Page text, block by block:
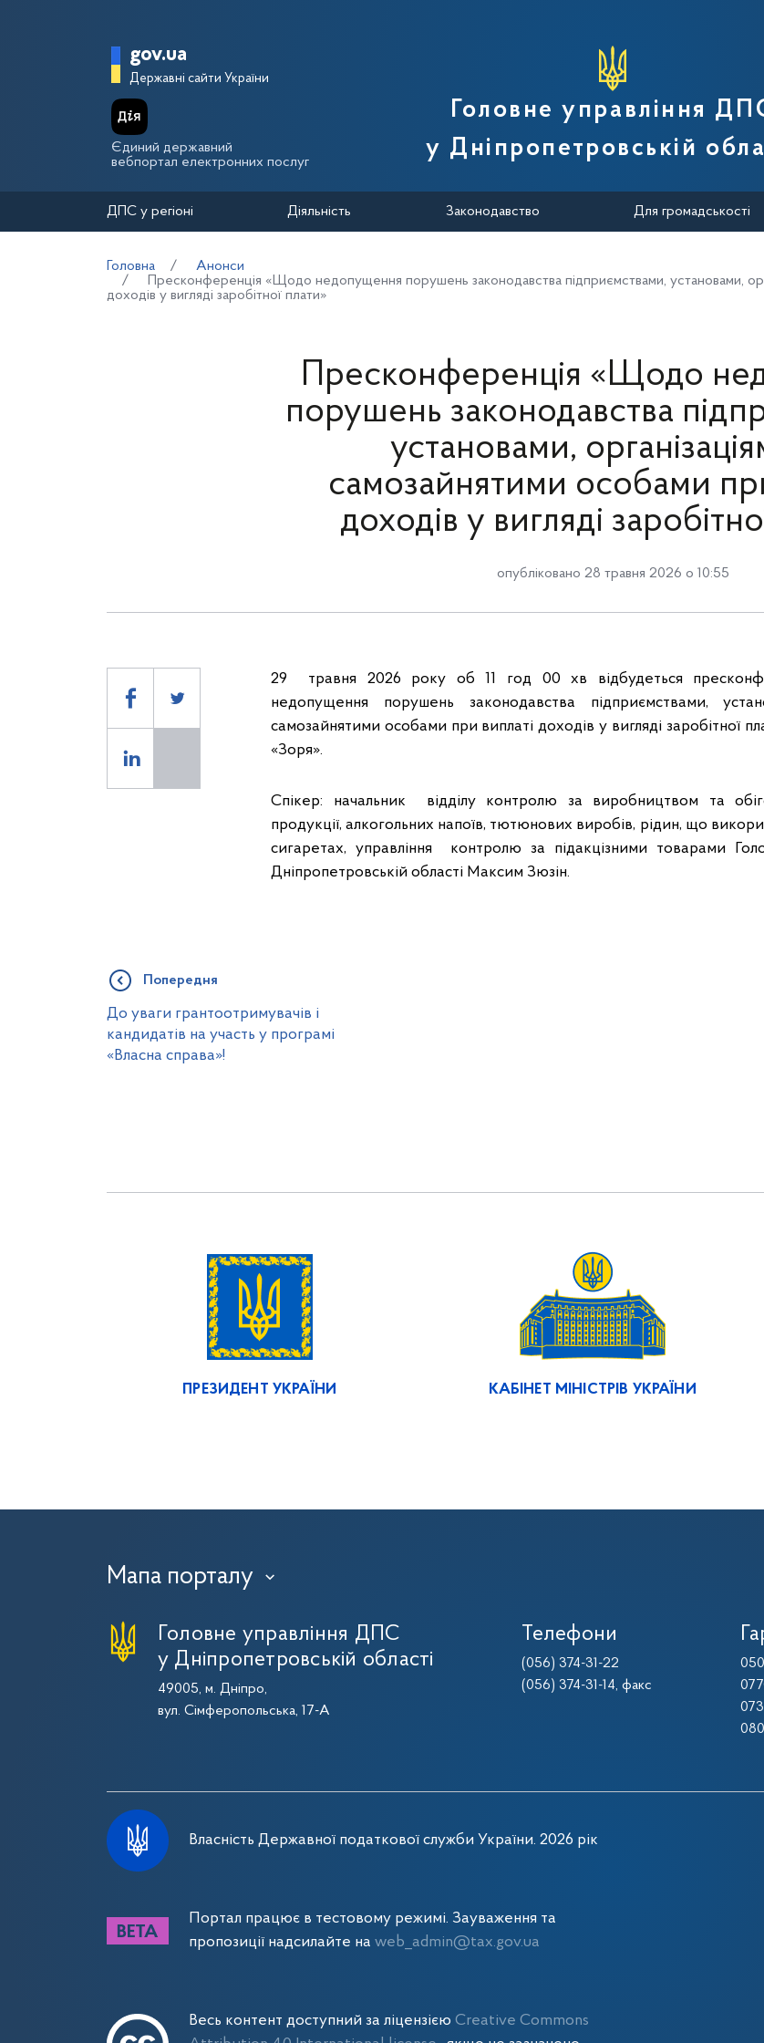
Головна сторінка Державної податкової служби
gov.ua
Державні сайти України
Єдиний державний
вебпортал електронних послуг
Головне управління
у Дніпропетровській
ДПС у регіоні Діяльність Законодавство Для громадськості
Головна
Анонси
Пресконференція «Щодо недопущення порушень законодавства підприємствами, установами,
доходів у вигляді заробітної плати»
Пресконференція «Щодо
порушень законодавства
установами,
самозайнятими особами
доходів у вигляді
опубліковано 28 травня 2026 о 10:55
29 травня 2026 року об 11 год 00 хв відбудеться
недопущення порушень законодавства підприємствами,
самозайнятими особами при виплаті доходів у вигляді заробітної
«Зоря».
Спікер: начальник відділу контролю за виробництвом та
продукції, алкогольних напоїв, тютюнових виробів, рідин, що
сигаретах, управління контролю за підакцізними товарами
Дніпропетровській області Максим Зюзін.
Попередня
До уваги грантоотримувачів і
кандидатів на участь у програмі
«Власна справа»!
ПРЕЗИДЕНТ УКРАЇНИ КАБІНЕТ МІНІСТРІВ УКРАЇНИ
Мапа порталу ›
Головне управління ДПС
у Дніпропетровській області
49005, м. Дніпро,
вул. Сімферопольська, 17-А
Телефони
(056) 374-31-22
(056) 374-31-14, факс
Власність Державної податкової служби України. 2026 рік
Портал працює в тестовому режимі. Зауваження та
пропозиції надсилайте на web_admin@tax.gov.ua
Весь контент доступний за ліцензією Creative Commons